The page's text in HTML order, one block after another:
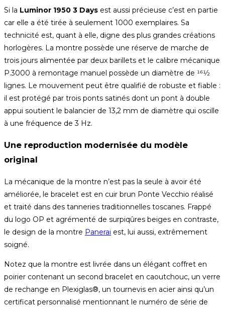
Si la Luminor 1950 3 Days est aussi précieuse c’est en partie
car elle a été tirée à seulement 1000 exemplaires. Sa
technicité est, quant à elle, digne des plus grandes créations
horlogères. La montre possède une réserve de marche de
trois jours alimentée par deux barillets et le calibre mécanique
P.3000 à remontage manuel possède un diamètre de 161⁄2
lignes. Le mouvement peut être qualifié de robuste et fiable :
il est protégé par trois ponts satinés dont un pont à double
appui soutient le balancier de 13,2 mm de diamètre qui oscille
à une fréquence de 3 Hz.
Une reproduction modernisée du modèle
original
La mécanique de la montre n’est pas la seule à avoir été
améliorée, le bracelet est en cuir brun Ponte Vecchio réalisé
et traité dans des tanneries traditionnelles toscanes. Frappé
du logo OP et agrémenté de surpiqûres beiges en contraste,
le design de la montre Panerai est, lui aussi, extrêmement
soigné.
Notez que la montre est livrée dans un élégant coffret en
poirier contenant un second bracelet en caoutchouc, un verre
de rechange en Plexiglas®, un tournevis en acier ainsi qu’un
certificat personnalisé mentionnant le numéro de série de